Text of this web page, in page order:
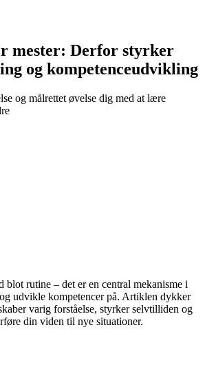
mester: Derfor styrker
og kompetenceudvikling
og målrettet øvelse dig med at lære
blot rutine – det er en central mekanisme i
udvikle kompetencer på. Artiklen dykker
varig forståelse, styrker selvtilliden og
din viden til nye situationer.